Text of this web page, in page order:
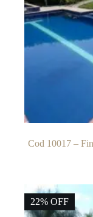
Cod 10017 –
22% OFF